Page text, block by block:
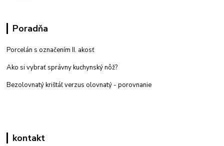
Poradňa
Porcelán s označením II. akosť
Ako si vybrať správny kuchynský nôž?
Bezolovnatý krištáľ verzus olovnatý - porovnanie
kontakt